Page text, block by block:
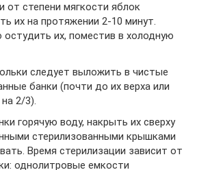
от степени мягкости яблок
их на протяжении 2-10 минут.
остудить их, поместив в холодную
следует выложить в чистые
банки (почти до их верха или
2/3).
горячую воду, накрыть их сверху
стерилизованными крышками
Время стерилизации зависит от
однолитровые емкости